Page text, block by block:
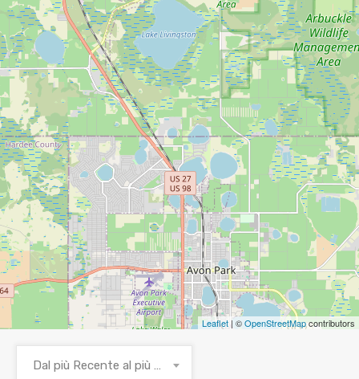
Leaflet | ©OpenStreetMapcontributors
Dal più Recente al più Vecchio